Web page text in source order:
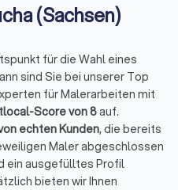
(Sachsen)
für die Wahl eines
sind Sie bei unserer Top
für Malerarbeiten mit
Score von 8auf.
echten Kunden, die bereits
Maler abgeschlossen
ein ausgefülltes Profil
bieten wir Ihnen